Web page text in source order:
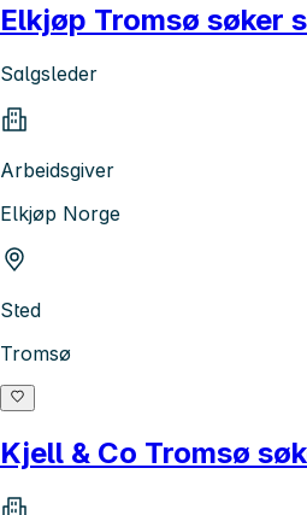
Elkjøp Tromsø søker
Salgsleder
Arbeidsgiver
Elkjøp Norge
Sted
Tromsø
Kjell & Co Tromsø